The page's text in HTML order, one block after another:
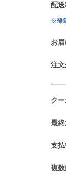
配送
※離
お
注
ク
最
支
複